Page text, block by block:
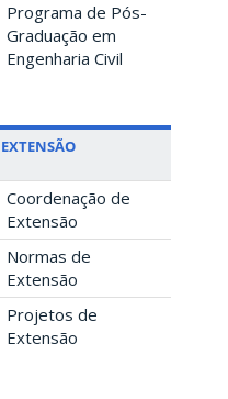
Programa de Pós-
Graduação em
Engenharia Civil
EXTENSÃO
Coordenação de
Extensão
Normas de
Extensão
Projetos de
Extensão